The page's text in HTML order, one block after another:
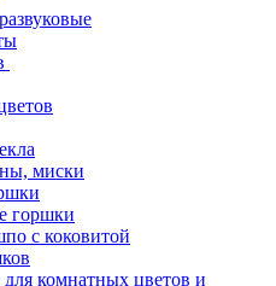
миски
горшки
с коковитой
комнатных цветов и